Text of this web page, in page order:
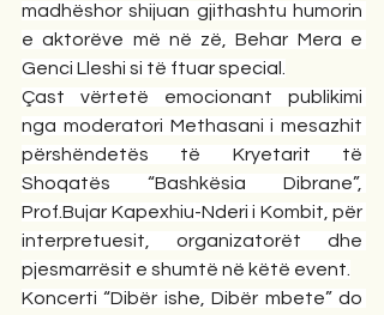
madhëshor shijuan gjithashtu humorin
e aktorëve më në zë, Behar Mera e
Genci Lleshi si të ftuar special.
Çast vërtetë emocionant publikimi
nga moderatori Methasani i mesazhit
përshëndetës të Kryetarit të
Shoqatës “Bashkësia Dibrane”,
Prof.Bujar Kapexhiu-Nderi i Kombit, për
interpretuesit, organizatorët dhe
pjesmarrësit e shumtë në këtë event.
Koncerti “Dibër ishe, Dibër mbete” do